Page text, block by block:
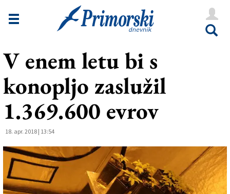
Novice
Goriška
Kultura
Še
Vreme
V Kioskih
V enem letu bi s
konopljo zaslužil
1.369.600 evrov
18. apr. 2018 | 13:54